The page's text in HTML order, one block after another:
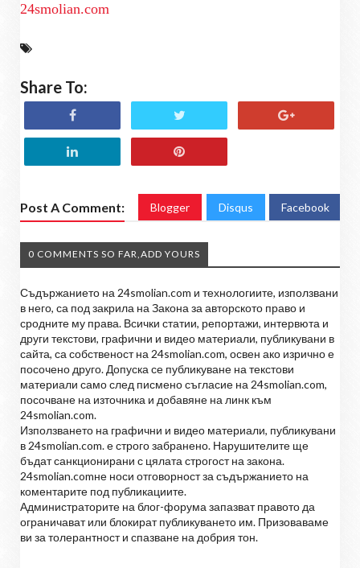
24smolian.com
Share To:
Post A Comment: Blogger Disqus Facebook
0 COMMENTS SO FAR,ADD YOURS
Съдържанието на 24smolian.com и технологиите, използвани
в него, са под закрила на Закона за авторското право и
сродните му права. Всички статии, репортажи, интервюта и
други текстови, графични и видео материали, публикувани в
сайта, са собственост на 24smolian.com, освен ако изрично е
посочено друго. Допуска се публикуване на текстови
материали само след писмено съгласие на 24smolian.com,
посочване на източника и добавяне на линк към
24smolian.com.
Използването на графични и видео материали, публикувани
в 24smolian.com. е строго забранено. Нарушителите ще
бъдат санкционирани с цялата строгост на закона.
24smolian.comне носи отговорност за съдържанието на
коментарите под публикациите.
Администраторите на блог-форума запазват правото да
ограничават или блокират публикуването им. Призоваваме
ви за толерантност и спазване на добрия тон.